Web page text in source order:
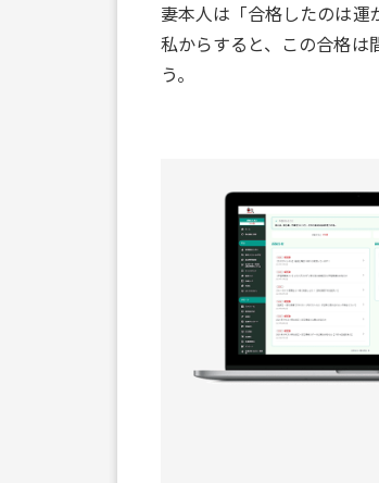
妻本人は「合格したのは
私からすると、この合格は
う。